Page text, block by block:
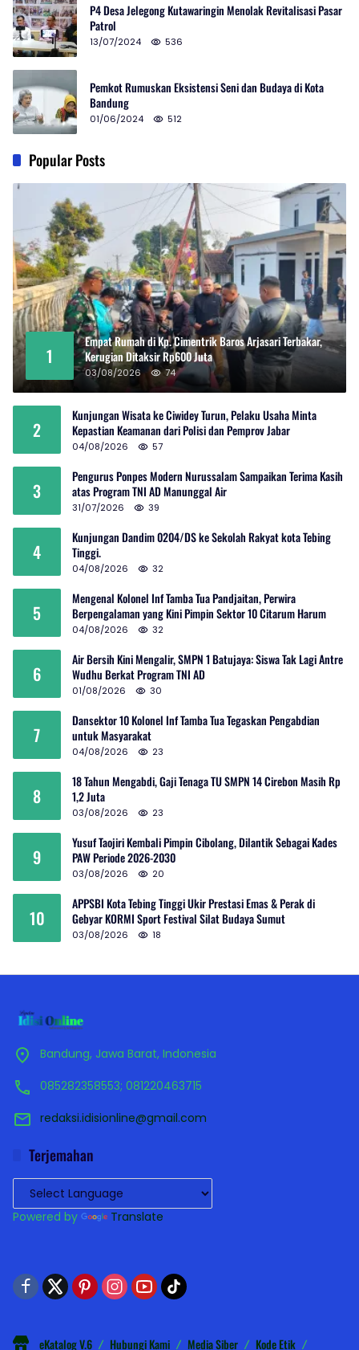
P4 Desa Jelegong Kutawaringin Menolak Revitalisasi Pasar
Patrol
13/07/2024 536
Pemkot Rumuskan Eksistensi Seni dan Budaya di Kota
Bandung
01/06/2024 512
Popular Posts
1
Empat Rumah di Kp. Cimentrik Baros Arjasari Terbakar,
Kerugian Ditaksir Rp600 Juta
03/08/2026 74
2
Kunjungan Wisata ke Ciwidey Turun, Pelaku Usaha Minta
Kepastian Keamanan dari Polisi dan Pemprov Jabar
04/08/2026 57
3
Pengurus Ponpes Modern Nurussalam Sampaikan Terima Kasih
atas Program TNI AD Manunggal Air
31/07/2026 39
4
Kunjungan Dandim 0204/DS ke Sekolah Rakyat kota Tebing
Tinggi.
04/08/2026 32
5
Mengenal Kolonel Inf Tamba Tua Pandjaitan, Perwira
Berpengalaman yang Kini Pimpin Sektor 10 Citarum Harum
04/08/2026 32
6
Air Bersih Kini Mengalir, SMPN 1 Batujaya: Siswa Tak Lagi Antre
Wudhu Berkat Program TNI AD
01/08/2026 30
7
Dansektor 10 Kolonel Inf Tamba Tua Tegaskan Pengabdian
untuk Masyarakat
04/08/2026 23
8
18 Tahun Mengabdi, Gaji Tenaga TU SMPN 14 Cirebon Masih Rp
1,2 Juta
03/08/2026 23
9
Yusuf Taojiri Kembali Pimpin Cibolang, Dilantik Sebagai Kades
PAW Periode 2026-2030
03/08/2026 20
10
APPSBI Kota Tebing Tinggi Ukir Prestasi Emas & Perak di
Gebyar KORMI Sport Festival Silat Budaya Sumut
03/08/2026 18
Bandung, Jawa Barat, Indonesia
085282358553; 081220463715
redaksi.idisionline@gmail.com
Terjemahan
Powered by Translate
eKatalog V.6 Hubungi Kami Media Siber Kode Etik